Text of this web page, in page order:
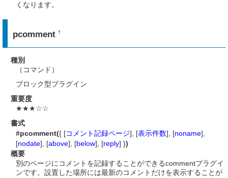
くなります。
pcomment†
種別
（コマンド）
ブロック型プラグイン
重要度
★★★☆☆
書式
#pcomment({ [コメント記録ページ], [表示件数], [noname],
[nodate], [above], [below], [reply] })
概要
別のページにコメントを記録することができるcommentプラグイ
ンです。設置した場所には最新のコメントだけを表示することが